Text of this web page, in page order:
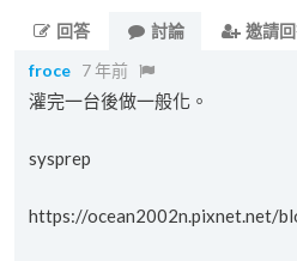
回答
討論 邀請
froce 7 年前
灌完一台後做一般化。
sysprep
https://ocean2002n.pixnet.net/